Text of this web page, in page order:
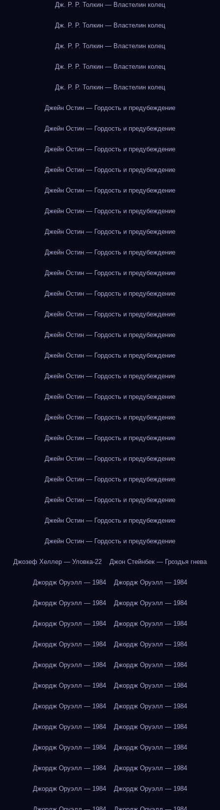
Дж. Р. Р. Толкин — Властелин колец
Дж. Р. Р. Толкин — Властелин колец
Дж. Р. Р. Толкин — Властелин колец
Дж. Р. Р. Толкин — Властелин колец
Дж. Р. Р. Толкин — Властелин колец
Джейн Остин — Гордость и предубеждение
Джейн Остин — Гордость и предубеждение
Джейн Остин — Гордость и предубеждение
Джейн Остин — Гордость и предубеждение
Джейн Остин — Гордость и предубеждение
Джейн Остин — Гордость и предубеждение
Джейн Остин — Гордость и предубеждение
Джейн Остин — Гордость и предубеждение
Джейн Остин — Гордость и предубеждение
Джейн Остин — Гордость и предубеждение
Джейн Остин — Гордость и предубеждение
Джейн Остин — Гордость и предубеждение
Джейн Остин — Гордость и предубеждение
Джейн Остин — Гордость и предубеждение
Джейн Остин — Гордость и предубеждение
Джейн Остин — Гордость и предубеждение
Джейн Остин — Гордость и предубеждение
Джейн Остин — Гордость и предубеждение
Джейн Остин — Гордость и предубеждение
Джейн Остин — Гордость и предубеждение
Джейн Остин — Гордость и предубеждение
Джейн Остин — Гордость и предубеждение
Джозеф Хеллер — Уловка-22 Джон Стейнбек — Гроздья гнева
Джордж Оруэлл — 1984 Джордж Оруэлл — 1984
Джордж Оруэлл — 1984 Джордж Оруэлл — 1984
Джордж Оруэлл — 1984 Джордж Оруэлл — 1984
Джордж Оруэлл — 1984 Джордж Оруэлл — 1984
Джордж Оруэлл — 1984 Джордж Оруэлл — 1984
Джордж Оруэлл — 1984 Джордж Оруэлл — 1984
Джордж Оруэлл — 1984 Джордж Оруэлл — 1984
Джордж Оруэлл — 1984 Джордж Оруэлл — 1984
Джордж Оруэлл — 1984 Джордж Оруэлл — 1984
Джордж Оруэлл — 1984 Джордж Оруэлл — 1984
Джордж Оруэлл — 1984 Джордж Оруэлл — 1984